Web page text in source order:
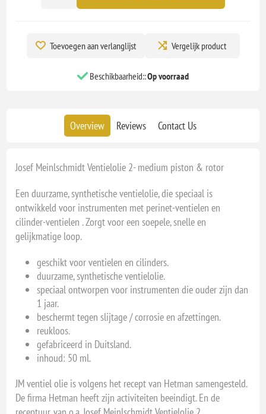
Toevoegen aan verlanglijst Vergelijk product
Beschikbaarheid::Op voorraad
Overview Reviews Contact Us
Josef Meinlschmidt Ventielolie 2- medium piston & rotor
Een duurzame, synthetische ventielolie, die speciaal is
ontwikkeld voor instrumenten met perinet-ventielen en
cilinder-ventielen . Zorgt voor een soepele, snelle en
gelijkmatige loop.
geschikt voor ventielen en cilinders.
duurzame, synthetische ventielolie.
speciaal ontworpen voor instrumenten die ouder zijn dan
1 jaar.
beschermt tegen slijtage / corrosie en afzettingen.
reukloos.
gefabriceerd in Duitsland.
inhoud: 50 ml.
JM ventiel olie is volgens het recept van Hetman samengesteld.
De firma Hetman heeft zijn activiteiten beeindigt. En de